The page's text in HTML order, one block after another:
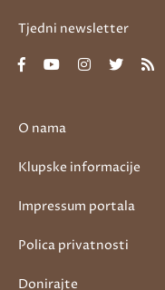
O nama
Klupske informacije
Impressum portala
Polica privatnosti
Donirajte
Tjedni newsletter